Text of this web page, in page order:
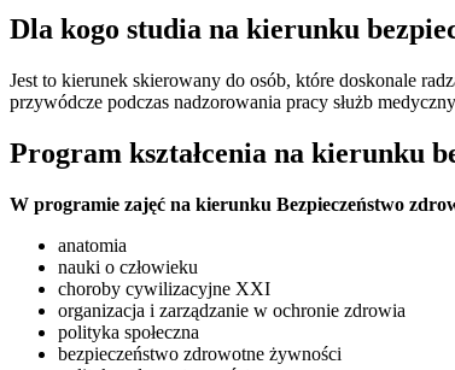
Dla kogo studia na kierunku
Jest to kierunek skierowany do osób, które doskonale
przywódcze podczas nadzorowania pracy służb
Program kształcenia na kierunku
W programie zajęć na kierunku Bezpieczeństwo
anatomia
nauki o człowieku
choroby cywilizacyjne XXI
organizacja i zarządzanie w ochronie zdrowia
polityka społeczna
bezpieczeństwo zdrowotne żywności